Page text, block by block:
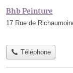
Bhb Peinture
17 Rue de
Téléphone